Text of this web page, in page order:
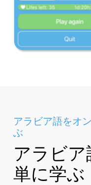
アラビア語をオ
ぶ
アラビ
単に学ぶ